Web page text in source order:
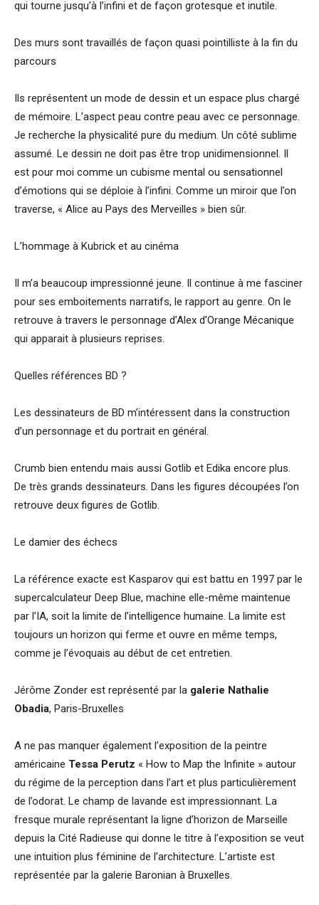
qui tourne jusqu’à l’infini et de façon grotesque et inutile.
Des murs sont travaillés de façon quasi pointilliste à la fin du
parcours
Ils représentent un mode de dessin et un espace plus chargé
de mémoire. L’aspect peau contre peau avec ce personnage.
Je recherche la physicalité pure du medium. Un côté sublime
assumé. Le dessin ne doit pas être trop unidimensionnel. Il
est pour moi comme un cubisme mental ou sensationnel
d’émotions qui se déploie à l’infini. Comme un miroir que l’on
traverse, « Alice au Pays des Merveilles » bien sûr.
L’hommage à Kubrick et au cinéma
Il m’a beaucoup impressionné jeune. Il continue à me fasciner
pour ses emboitements narratifs, le rapport au genre. On le
retrouve à travers le personnage d’Alex d’Orange Mécanique
qui apparait à plusieurs reprises.
Quelles références BD ?
Les dessinateurs de BD m’intéressent dans la construction
d’un personnage et du portrait en général.
Crumb bien entendu mais aussi Gotlib et Edika encore plus.
De très grands dessinateurs. Dans les figures découpées l’on
retrouve deux figures de Gotlib.
Le damier des échecs
La référence exacte est Kasparov qui est battu en 1997 par le
supercalculateur Deep Blue, machine elle-même maintenue
par l’IA, soit la limite de l’intelligence humaine. La limite est
toujours un horizon qui ferme et ouvre en même temps,
comme je l’évoquais au début de cet entretien.
Jérôme Zonder est représenté par la galerie Nathalie
Obadia, Paris-Bruxelles
A ne pas manquer également l’exposition de la peintre
américaine Tessa Perutz « How to Map the Infinite » autour
du régime de la perception dans l’art et plus particulièrement
de l’odorat. Le champ de lavande est impressionnant. La
fresque murale représentant la ligne d’horizon de Marseille
depuis la Cité Radieuse qui donne le titre à l’exposition se veut
une intuition plus féminine de l’architecture. L’artiste est
représentée par la galerie Baronian à Bruxelles.